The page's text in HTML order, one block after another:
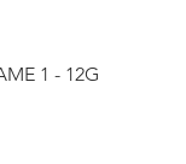
1 - 12G